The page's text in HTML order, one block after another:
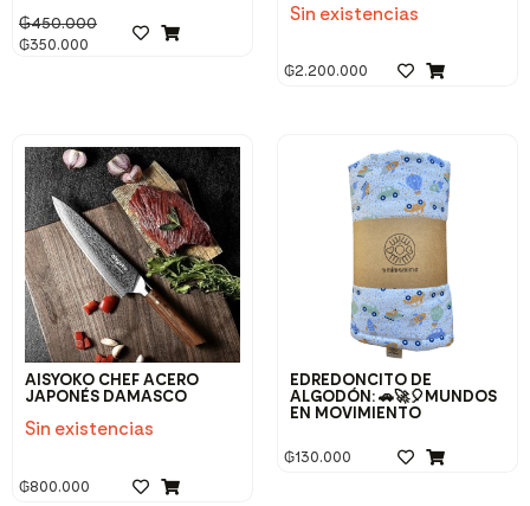
₲450.000
₲350.000
Sin existencias
₲2.200.000
AISYOKO CHEF ACERO
JAPONÉS DAMASCO
Sin existencias
₲800.000
EDREDONCITO DE
ALGODÓN: 🚗🚀🎈MUNDOS
EN MOVIMIENTO
₲130.000